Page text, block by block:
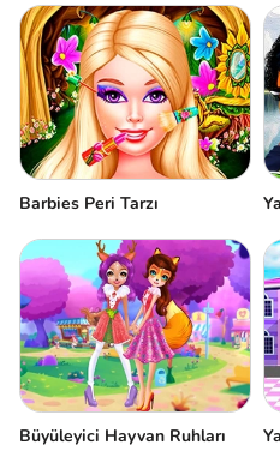
Barbies Peri Tarzı
Büyüleyici Hayvan Ruhları